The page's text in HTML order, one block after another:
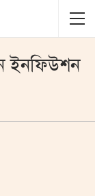
ইনফিউশন